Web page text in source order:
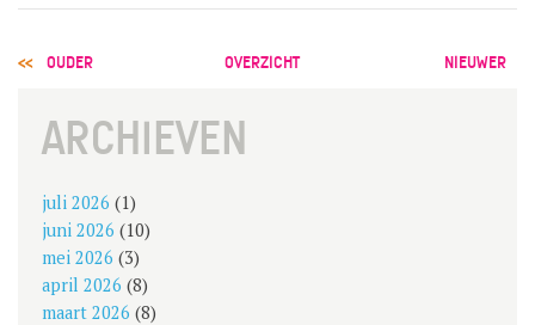
POST
NAVIGATION
OUDER OVERZICHT NIEUWER
ARCHIEVEN
juli 2026 (1)
juni 2026 (10)
mei 2026 (3)
april 2026 (8)
maart 2026 (8)